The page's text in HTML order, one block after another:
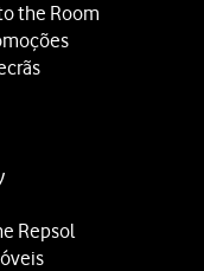
the Room
Repsol